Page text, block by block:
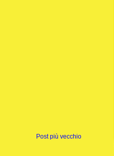
Post più vecchio